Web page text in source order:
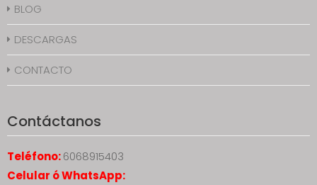
BLOG
DESCARGAS
CONTACTO
Contáctanos
Teléfono:6068915403
Celular ó WhatsApp: